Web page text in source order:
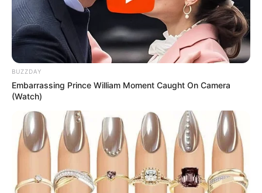
BUZZDAY
Embarrassing Prince William Moment Caught On Camera
(Watch)